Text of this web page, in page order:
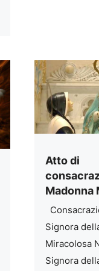
Atto di
Madonna
Signora
Miracolosa
Signora